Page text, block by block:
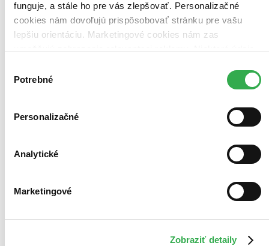
funguje, a stále ho pre vás zlepšovať. Personalizačné
cookies nám dovoľujú prispôsobovať stránku pre vašu
lepšiu orientáciu. Marketingové cookies nám zas
keby sme mohli používať všetky tieto cookies. Ďakujeme!
súhlasu
Potrebné
Personalizačné
Analytické
Marketingové
Zobraziť detaily